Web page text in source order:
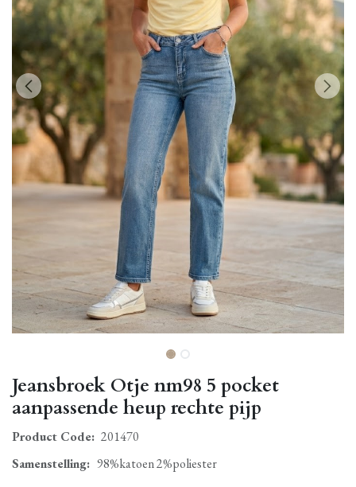
Jeansbroek Otje nm98 5 pocket
aanpassende heup rechte pijp
Product Code: 201470
Samenstelling: 98%katoen 2%poliester